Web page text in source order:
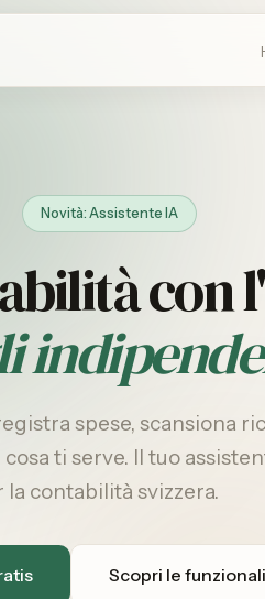
Novità: Assistente IA
con
spese, scansiona
ti serve. Il tuo
la contabilità svizzera.
Scopri le